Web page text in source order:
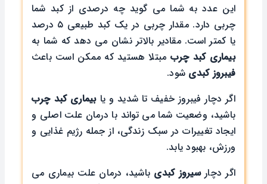
این عدد به شما می گوید چه درصدی از کبد شما
چربی دارد. مقدار چربی در یک کبد طبیعی ۵ درصد
یا کمتر است. مقادیر بالاتر نشان می دهد که شما به
بیماری کبد چربمبتلا هستید که ممکن است باعث
فیبروز کبدیشود.
اگر دچار فیبروز خفیف تا شدید و یابیماری کبد چرب
باشید، وضعیت شما می تواند با درمان علت اصلی و
ایجاد تغییرات در سبک زندگی، از جمله رژیم غذایی و
ورزش، بهبود یابد.
اگر دچارسیروز کبدیباشید، درمان علت بیماری می